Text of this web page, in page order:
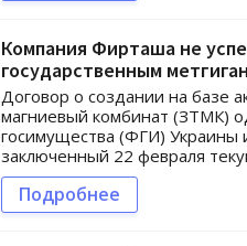
Компания Фирташа не
государственным
Договор о создании на базе
магниевый комбинат (ЗТМК)
госимущества (ФГИ)
заключенный 22 февраля
Подробнее